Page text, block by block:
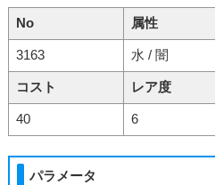
No 属性
3163 水 / 闇
コスト レア度
40 6
パラメータ